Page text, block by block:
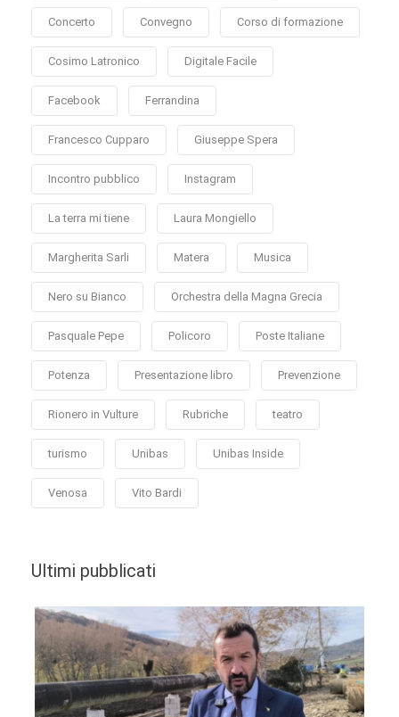
Concerto Convegno Corso di formazione
Cosimo Latronico Digitale Facile
Facebook Ferrandina
Francesco Cupparo Giuseppe Spera
Incontro pubblico Instagram
La terra mi tiene Laura Mongiello
Margherita Sarli Matera Musica
Nero su Bianco Orchestra della Magna Grecia
Pasquale Pepe Policoro Poste Italiane
Potenza Presentazione libro Prevenzione
Rionero in Vulture Rubriche teatro
turismo Unibas Unibas Inside
Venosa Vito Bardi
Ultimi pubblicati